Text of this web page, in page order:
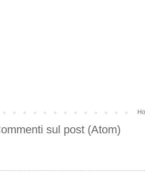
sul post (Atom)